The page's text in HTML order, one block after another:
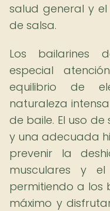
salud general y
de salsa.
Los bailarines
especial
equilibrio de
naturaleza
de baile. El uso
y una adecuada
prevenir la
musculares y
permitiendo a los
máximo y